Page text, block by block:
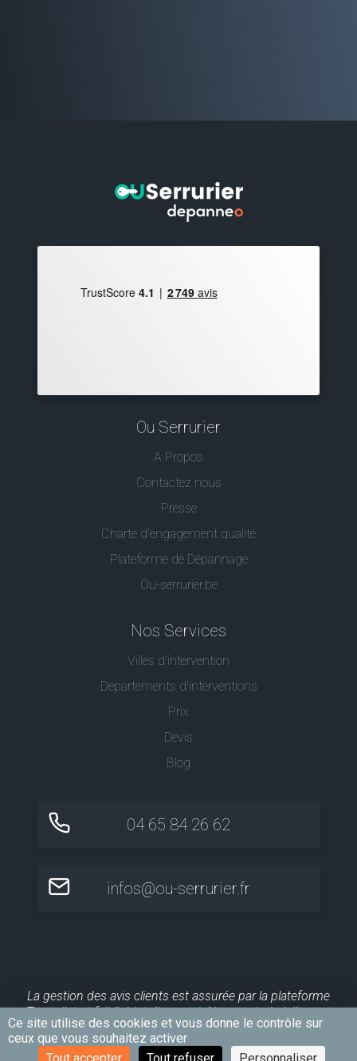
Ce site utilise des cookies et vous donne le contrôle sur
ceux que vous souhaitez activer
Ou Serrurier
A Propos
Contactez nous
Presse
Charte d’engagement qualité
Plateforme de Dépannage
Ou-serrurier.be
Nos Services
Villes d'intervention
Départements d'interventions
Prix
Devis
Blog
04 65 84 26 62
infos@ou-serrurier.fr
La gestion des avis clients est assurée par la plateforme
Trustpilot et fait l'objet d'un contrôle a posteriori. Ils sont
publiés pour une durée maximale de 10 ans.